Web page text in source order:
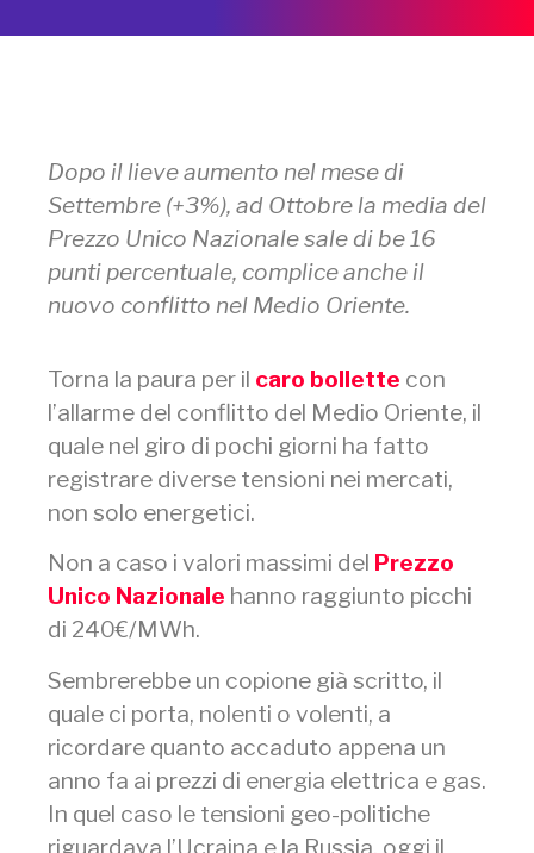
Dopo il lieve aumento nel mese di
Settembre (+3%), ad Ottobre la media del
Prezzo Unico Nazionale sale di be 16
punti percentuale, complice anche il
nuovo conflitto nel Medio Oriente.
Torna la paura per il caro bollette con
l’allarme del conflitto del Medio Oriente, il
quale nel giro di pochi giorni ha fatto
registrare diverse tensioni nei mercati,
non solo energetici.
Non a caso i valori massimi del Prezzo
Unico Nazionale hanno raggiunto picchi
di 240€/MWh.
Sembrerebbe un copione già scritto, il
quale ci porta, nolenti o volenti, a
ricordare quanto accaduto appena un
anno fa ai prezzi di energia elettrica e gas.
In quel caso le tensioni geo-politiche
riguardava l’Ucraina e la Russia, oggi il